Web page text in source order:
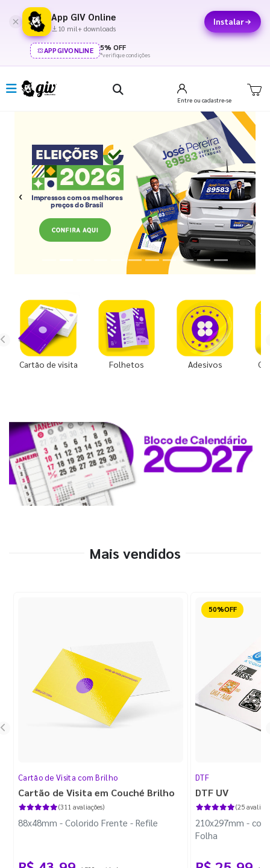
App GIV Online
10 mil+ downloads
Instalar
APPGIVONLINE 5% OFF
*verifique condições
Entre ou cadastre-se
Previous Next
Cartão de visita Folhetos Adesivos
Mais vendidos
Cartão de Visita com Brilho
Cartão de Visita em Couché Brilho
(311 avaliações)
88x48mm - Colorido Frente - Refile
Reduzido
DTF
DTF UV
(25
210x297mm -
Folha